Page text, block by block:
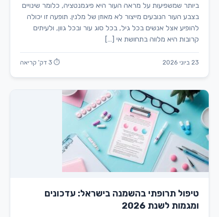
ביותר שמשפיעות על מראה העור היא פיגמנטציה, כלומר שינויים
בצבע העור הנובעים מייצור לא מאוזן של מלנין. תופעה זו יכולה
להופיע אצל אנשים בכל גיל, בכל סוג עור ובכל גוון, ולעיתים
קרובות היא מלווה בתחושת אי […]
23 ביוני 2026 ⏱ 3 דק' קריאה
טיפול תרופתי בהשמנה בישראל: עדכונים
ומגמות לשנת 2026